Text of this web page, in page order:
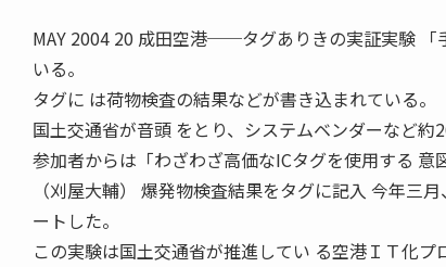
MAY 2004 20 成田空港──タグありきの実証実験 「
いる。
タグに は荷物検査の結果などが書き込まれている。
国土交通省が音頭 をとり、システムベンダーなど
参加者からは「わざわざ高価なICタグを使用する 意
（刈屋大輔） 爆発物検査結果をタグに記入 今年三
ートした。
この実験は国土交通省が推進してい る空港ＩＴ化